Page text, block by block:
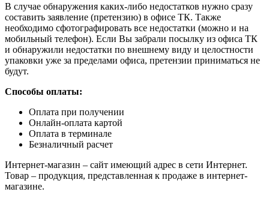
В случае обнаружения каких-либо недостатков нужно сразу
составить заявление (претензию) в офисе ТК. Также
необходимо сфотографировать все недостатки (можно и на
мобильный телефон). Если Вы забрали посылку из офиса ТК
и обнаружили недостатки по внешнему виду и целостности
упаковки уже за пределами офиса, претензии приниматься не
будут.
Способы оплаты:
Оплата при получении
Онлайн-оплата картой
Оплата в терминале
Безналичный расчет
Интернет-магазин – сайт имеющий адрес в сети Интернет.
Товар – продукция, представленная к продаже в интернет-
магазине.